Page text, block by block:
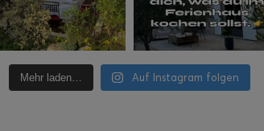
Mehr laden… Auf Instagram folgen